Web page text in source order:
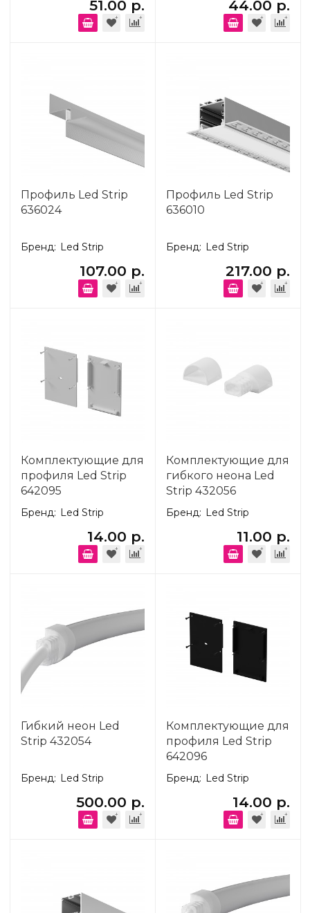
51.00 р. 44.00 р.
Профиль Led Strip
636024
Бренд: Led Strip
107.00 р.
Профиль Led Strip
636010
Бренд: Led Strip
217.00 р.
Комплектующие для
профиля Led Strip
642095
Бренд: Led Strip
14.00 р.
Комплектующие для
гибкого неона Led
Strip 432056
Бренд: Led Strip
11.00 р.
Гибкий неон Led
Strip 432054
Бренд: Led Strip
500.00 р.
Комплектующие для
профиля Led Strip
642096
Бренд: Led Strip
14.00 р.